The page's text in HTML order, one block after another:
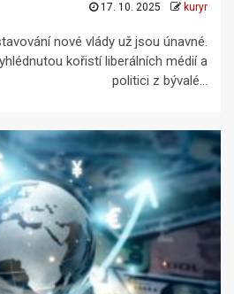
17. 10. 2025 kuryr
nové vlády už jsou únavné.
kořistí liberálních médií a
politici z bývalé...